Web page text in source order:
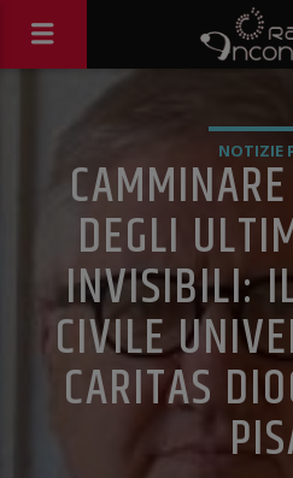
NOTIZIE
DEGLI
INVISIBILI:
CIVILE
CARITAS